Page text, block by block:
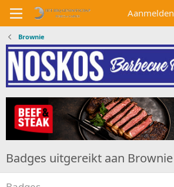
Aanmelden
Brownie
Badges uitgereikt aan Brownie